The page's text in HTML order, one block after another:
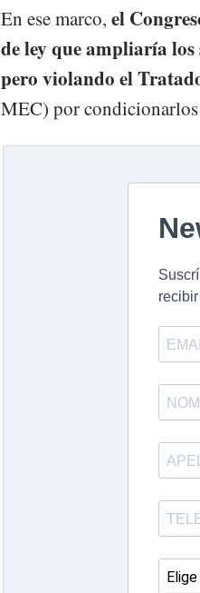
En ese marco, el
de ley que ampliaría
pero violando el
MEC) por